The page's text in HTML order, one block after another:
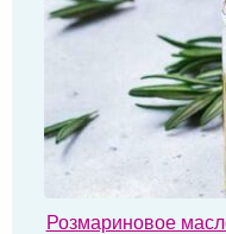
Розмариновое